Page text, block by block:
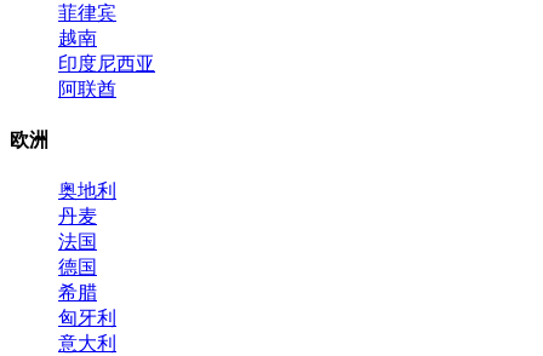
菲律宾
越南
印度尼西亚
阿联酋
欧洲
奥地利
丹麦
法国
德国
希腊
匈牙利
意大利